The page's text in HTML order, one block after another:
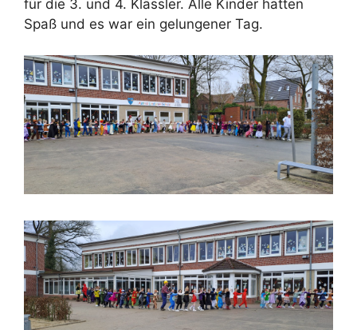
für die 3. und 4. Klässler. Alle Kinder hatten
Spaß und es war ein gelungener Tag.